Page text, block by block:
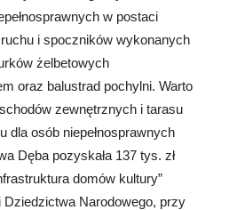
w postaci
i spoczników wykonanych
żelbetowych
oraz balustrad pochylni. Warto
zewnętrznych i tarasu
dla osób niepełnosprawnych
Dęba pozyskała 137 tys. zł
domów kultury”
Narodowego, przy